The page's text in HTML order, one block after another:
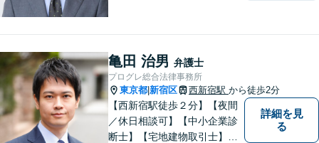
しています。【夜間や休日相
談も対応可能】【メール・WE
B面談可】
亀田 治男 弁護士
プログレ総合法律事務所
東京都 新宿区 西新宿駅 から徒歩2分
【西新宿駅徒歩２分】【夜間
／休日相談可】【中小企業診
断士】【宅地建物取引士】【I
詳細を見
る